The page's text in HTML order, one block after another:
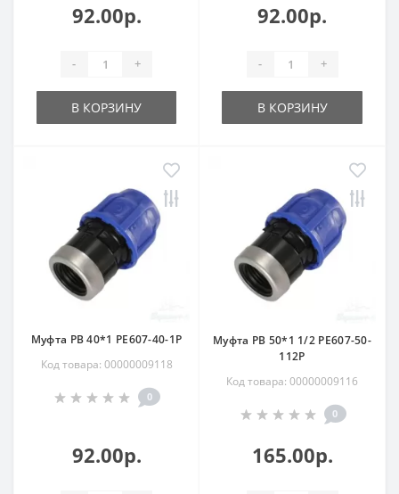
92.00р.
- +
В КОРЗИНУ
92.00р.
- +
В КОРЗИНУ
Муфта РВ 40*1 РЕ607-40-1Р
Код товара: 00000009118
0
92.00р.
Муфта РВ 50*1 1/2 РЕ607-50-
112Р
Код товара: 00000009116
0
165.00р.